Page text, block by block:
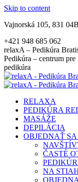
Skip to content
Vajnorská 105, 831
+421 948 685 062
relaxA – Pedikúra
Pedikúra – centrum pre
pedikúra
RELAXA
PEDIKÚRA
MASÁŽE
DEPILÁCIA
OBJEDNAŤ SA
ČASTÉ
NA